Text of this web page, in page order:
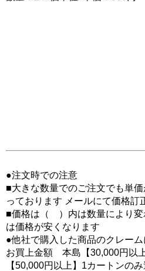
●注文時での注意
■大きな数量でのご注文でも単
っております メールにて価格訂
■価格は（ ）内は数量により
は価格が安くなります
●他社で購入した商品のクレー
お買上金額 本島【30,000円以
【50,000円以上】1カートンの